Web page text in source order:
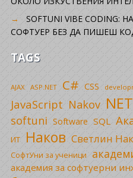
SOFTUNI VIBE
СОФТУЕР БЕЗ ДА ПИШЕШ
TAGS
AJAX ASP.NET C# CSS
JavaScript Nakov NET
softuni Software SQL
ИТ Наков Светлин
СофтУни за ученици
академия за софтуерни